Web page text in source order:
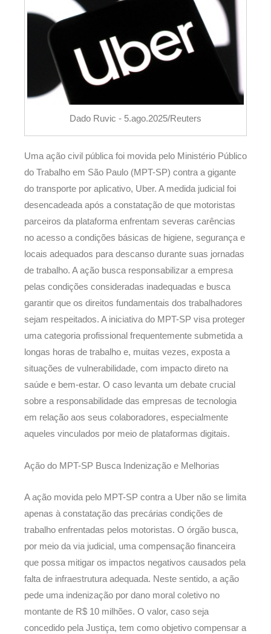
Dado Ruvic - 5.ago.2025/Reuters
Uma ação civil pública foi movida pelo Ministério Público
do Trabalho em São Paulo (MPT-SP) contra a gigante
do transporte por aplicativo, Uber. A medida judicial foi
desencadeada após a constatação de que motoristas
parceiros da plataforma enfrentam severas carências
no acesso a condições básicas de higiene, segurança e
locais adequados para descanso durante suas jornadas
de trabalho. A ação busca responsabilizar a empresa
pelas condições consideradas inadequadas e busca
garantir que os direitos fundamentais dos trabalhadores
sejam respeitados. A iniciativa do MPT-SP visa proteger
uma categoria profissional frequentemente submetida a
longas horas de trabalho e, muitas vezes, exposta a
situações de vulnerabilidade, com impacto direto na
saúde e bem-estar. O caso levanta um debate crucial
sobre a responsabilidade das empresas de tecnologia
em relação aos seus colaboradores, especialmente
aqueles vinculados por meio de plataformas digitais.
Ação do MPT-SP Busca Indenização e Melhorias
A ação movida pelo MPT-SP contra a Uber não se limita
apenas à constatação das precárias condições de
trabalho enfrentadas pelos motoristas. O órgão busca,
por meio da via judicial, uma compensação financeira
que possa mitigar os impactos negativos causados pela
falta de infraestrutura adequada. Neste sentido, a ação
pede uma indenização por dano moral coletivo no
montante de R$ 10 milhões. O valor, caso seja
concedido pela Justiça, tem como objetivo compensar a